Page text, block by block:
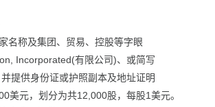
名称及集团、贸易、控股等字眼
Incorporated(有限公司)、或简写
提供身份证或护照副本及地址证明
美元，划分为共12,000股，每股1美元。